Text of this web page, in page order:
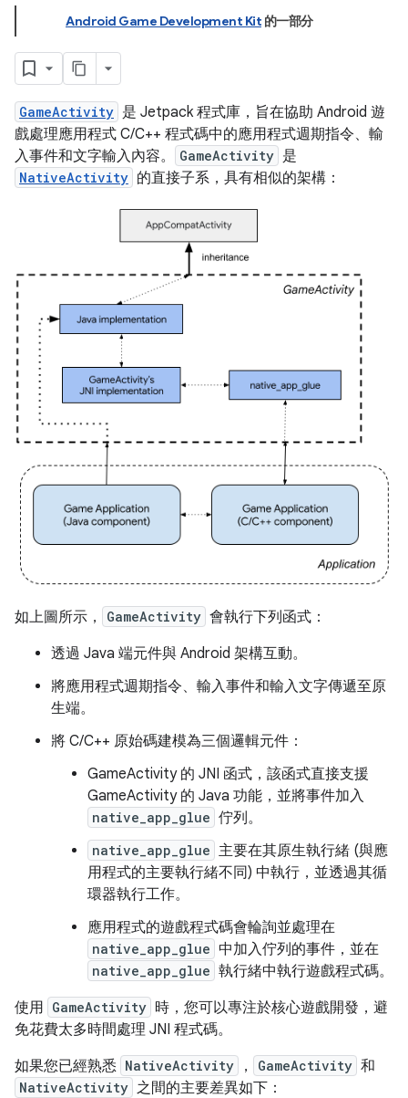
Android Game Development Kit 的一部分
GameActivity 是 Jetpack 程式庫，旨在協助 Android 遊
戲處理應用程式 C/C++ 程式碼中的應用程式週期指令、輸
入事件和文字輸入內容。
GameActivity 是
NativeActivity 的直接子系，具有相似的架構：
如上圖所示， GameActivity 會執行下列函式：
透過 Java 端元件與 Android 架構互動。
將應用程式週期指令、輸入事件和輸入文字傳遞至原
生端。
將 C/C++ 原始碼建模為三個邏輯元件：
GameActivity 的 JNI 函式，該函式直接支援
GameActivity 的 Java 功能，並將事件加入
native_app_glue 佇列。
native_app_glue 主要在其原生執行緒 (與應
用程式的主要執行緒不同) 中執行，並透過其循
環器執行工作。
應用程式的遊戲程式碼會輪詢並處理在
native_app_glue 中加入佇列的事件，並在
native_app_glue 執行緒中執行遊戲程式碼。
使用 GameActivity 時，您可以專注於核心遊戲開發，避
免花費太多時間處理 JNI 程式碼。
如果您已經熟悉 NativeActivity ， GameActivity 和
NativeActivity 之間的主要差異如下：